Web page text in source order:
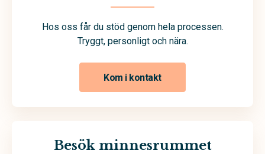
Hos oss får du stöd genom hela processen.
Tryggt, personligt och nära.
Kom i kontakt
Besök minnesrummet